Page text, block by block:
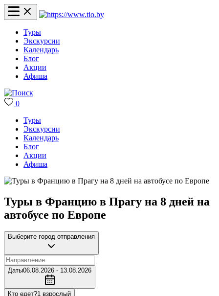
Туры
Экскурсии
Календарь
Блог
Акции
Афиша
0
Туры
Экскурсии
Календарь
Блог
Акции
Афиша
Туры в Францию в Прагу на 8 дней на
автобусе по Европе
Выберите город отправления
Даты06.08.2026 - 13.08.2026
Кто едет?1 взрослый